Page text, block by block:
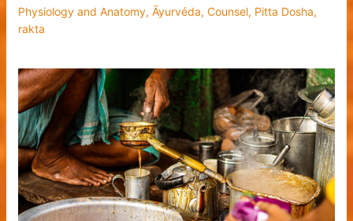
Physiology and Anatomy, Āyurvéda, Counsel, Pitta Dosha,
rakta